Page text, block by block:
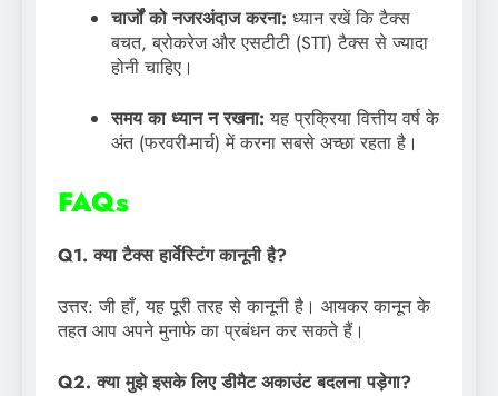
चार्जों को नजरअंदाज करना: ध्यान रखें कि टैक्स
बचत, ब्रोकरेज और एसटीटी (STT) टैक्स से ज्यादा
होनी चाहिए।
समय का ध्यान न रखना: यह प्रक्रिया वित्तीय वर्ष के
अंत (फरवरी-मार्च) में करना सबसे अच्छा रहता है।
FAQs
Q1. क्या टैक्स हार्वेस्टिंग कानूनी है?
उत्तर: जी हाँ, यह पूरी तरह से कानूनी है। आयकर कानून के
तहत आप अपने मुनाफे का प्रबंधन कर सकते हैं।
Q2. क्या मुझे इसके लिए डीमैट अकाउंट बदलना पड़ेगा?